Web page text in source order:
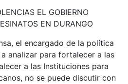
EL GOBIERNO
EN DURANGO
el encargado de la política
analizar para fortalecer a las
a las Instituciones para
no se puede discutir con